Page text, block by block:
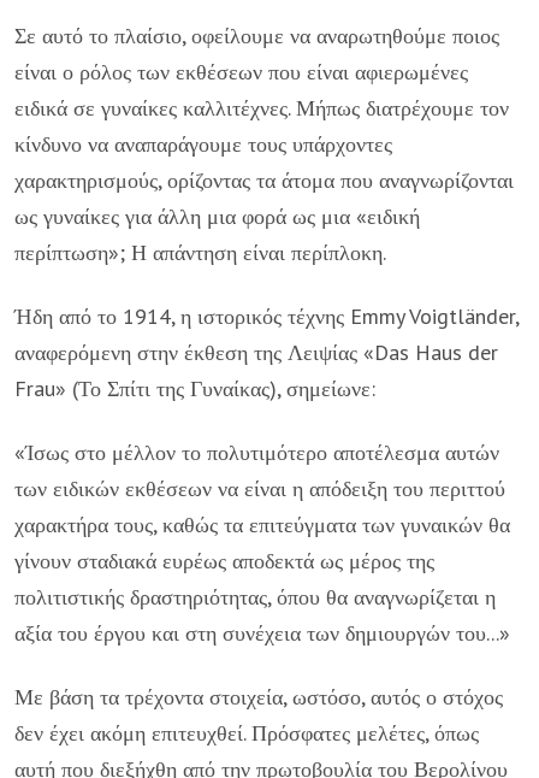
Σε αυτό το πλαίσιο, οφείλουμε να αναρωτηθούμε ποιος
είναι ο ρόλος των εκθέσεων που είναι αφιερωμένες
ειδικά σε γυναίκες καλλιτέχνες. Μήπως διατρέχουμε τον
κίνδυνο να αναπαράγουμε τους υπάρχοντες
χαρακτηρισμούς, ορίζοντας τα άτομα που αναγνωρίζονται
ως γυναίκες για άλλη μια φορά ως μια «ειδική
περίπτωση»; Η απάντηση είναι περίπλοκη.
Ήδη από το 1914, η ιστορικός τέχνης Emmy Voigtländer,
αναφερόμενη στην έκθεση της Λειψίας «Das Haus der
Frau» (Το Σπίτι της Γυναίκας), σημείωνε:
«Ίσως στο μέλλον το πολυτιμότερο αποτέλεσμα αυτών
των ειδικών εκθέσεων να είναι η απόδειξη του περιττού
χαρακτήρα τους, καθώς τα επιτεύγματα των γυναικών θα
γίνουν σταδιακά ευρέως αποδεκτά ως μέρος της
πολιτιστικής δραστηριότητας, όπου θα αναγνωρίζεται η
αξία του έργου και στη συνέχεια των δημιουργών του...»
Με βάση τα τρέχοντα στοιχεία, ωστόσο, αυτός ο στόχος
δεν έχει ακόμη επιτευχθεί. Πρόσφατες μελέτες, όπως
αυτή που διεξήχθη από την πρωτοβουλία του Βερολίνου